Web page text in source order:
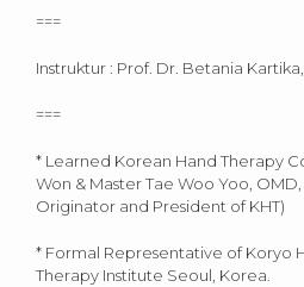
===
Instruktur : Prof. Dr. Betania
===
* Learned Korean Hand Therapy
Won & Master Tae Woo Yoo,
Originator and President of KHT)
* Formal Representative of Koryo
Therapy Institute Seoul, Korea.